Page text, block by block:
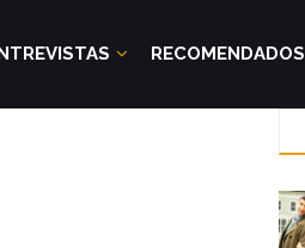
RECOMENDADOS